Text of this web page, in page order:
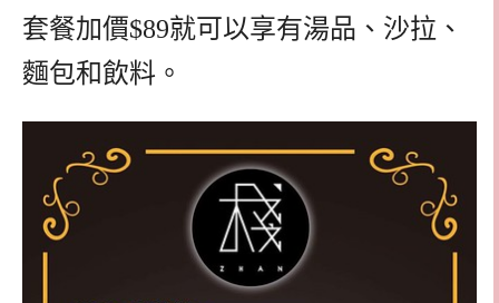
套餐加價$89就可以享有湯品、沙拉、
麵包和飲料。